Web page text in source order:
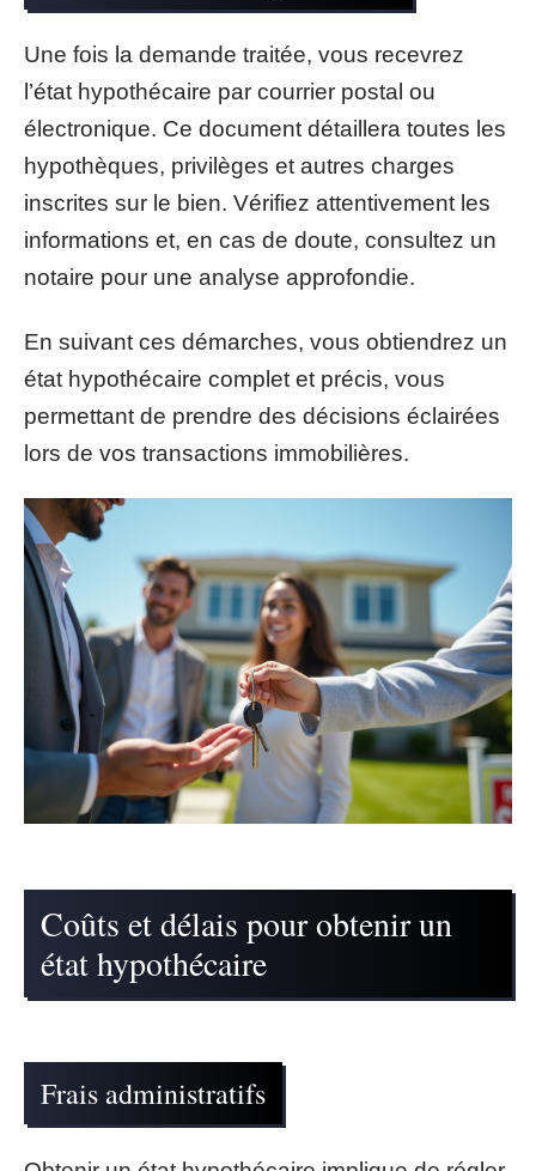
Une fois la demande traitée, vous recevrez
l’état hypothécaire par courrier postal ou
électronique. Ce document détaillera toutes les
hypothèques, privilèges et autres charges
inscrites sur le bien. Vérifiez attentivement les
informations et, en cas de doute, consultez un
notaire pour une analyse approfondie.
En suivant ces démarches, vous obtiendrez un
état hypothécaire complet et précis, vous
permettant de prendre des décisions éclairées
lors de vos transactions immobilières.
Coûts et délais pour obtenir un
état hypothécaire
Frais administratifs